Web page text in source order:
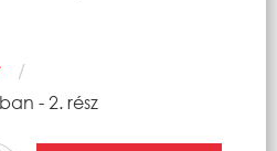
- 2. rész